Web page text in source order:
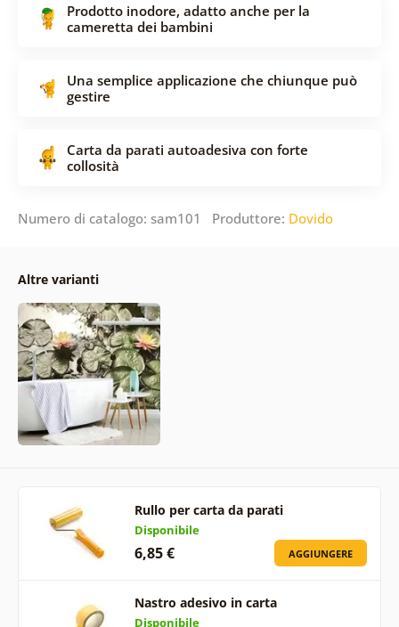
Prodotto inodore, adatto anche per la
cameretta dei bambini
Una semplice applicazione che chiunque può
gestire
Carta da parati autoadesiva con forte
collosità
Numero di catalogo: sam101 Produttore: Dovido
Altre varianti
Rullo per carta da parati
Disponibile
6,85 € AGGIUNGERE
Nastro adesivo in carta
Disponibile